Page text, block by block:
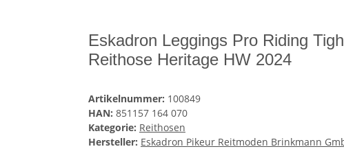
Eskadron Leggings Pro Riding
Reithose Heritage HW 2024
Artikelnummer: 100849
HAN: 851157 164 070
Kategorie: Reithosen
Hersteller: Eskadron Pikeur Reitmoden Brinkmann